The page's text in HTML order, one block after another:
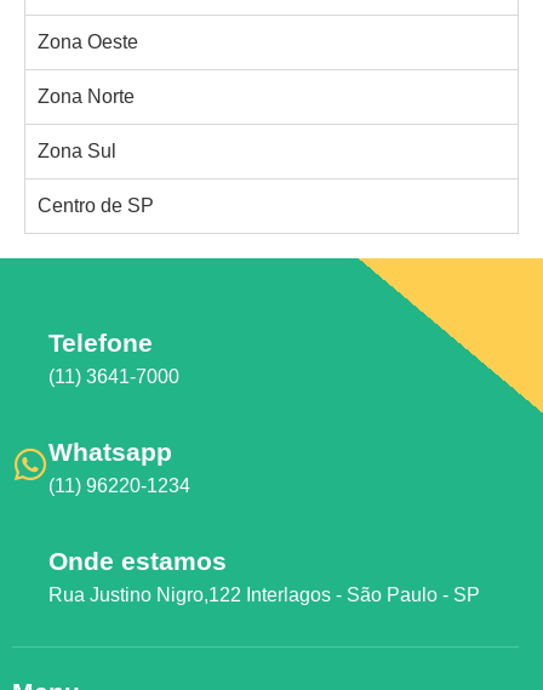
Zona Oeste
Zona Norte
Zona Sul
Centro de SP
Telefone
(11) 3641-7000
Whatsapp
(11) 96220-1234
Onde estamos
Rua Justino Nigro,122 Interlagos - São Paulo - SP